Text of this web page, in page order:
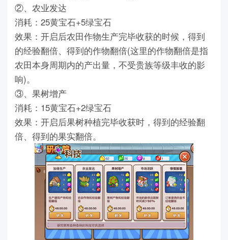
②、农业发达
消耗：25黄宝石+5绿宝石
效果：开启后农田作物生产完毕收获的时候，得到
的经验翻倍、得到的作物翻倍(这里的作物翻倍是指
农田本身周期内的产出量，不受贵族等级丰收的影
响)。
③、果树增产
消耗：15黄宝石+2绿宝石
效果：开启后果树种植完毕收获时，得到的经验翻
倍、得到的果实翻倍。